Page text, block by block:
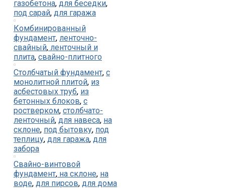
газобетона, для беседки,
под сарай, для гаража
Комбинированный
фундамент, ленточно-
свайный, ленточный и
плита, свайно-плитного
Столбчатый фундамент, с
монолитной плитой, из
асбестовых труб, из
бетонных блоков, с
ростверком, столбчато-
ленточный, для навеса, на
склоне, под бытовку, под
теплицу, для гаража, для
забора
Свайно-винтовой
фундамент, на склоне, на
воде, для пирсов, для дома